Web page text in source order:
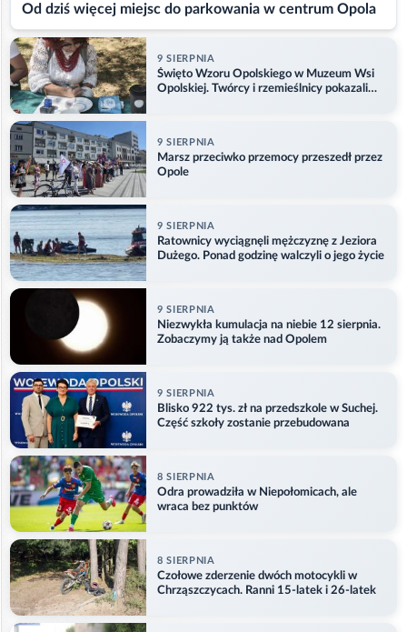
Od dziś więcej miejsc do parkowania w centrum Opola
9 SIERPNIA
Święto Wzoru Opolskiego w Muzeum Wsi
Opolskiej. Twórcy i rzemieślnicy pokazali
9 SIERPNIA
Marsz przeciwko przemocy przeszedł przez
Opole
9 SIERPNIA
Ratownicy wyciągnęli mężczyznę z Jeziora
Dużego. Ponad godzinę walczyli o jego życie
9 SIERPNIA
Niezwykła kumulacja na niebie 12 sierpnia.
Zobaczymy ją także nad Opolem
9 SIERPNIA
Blisko 922 tys. zł na przedszkole w Suchej.
Część szkoły zostanie przebudowana
8 SIERPNIA
Odra prowadziła w Niepołomicach, ale
wraca bez punktów
8 SIERPNIA
Czołowe zderzenie dwóch motocykli w
Chrząszczycach. Ranni 15-latek i 26-latek